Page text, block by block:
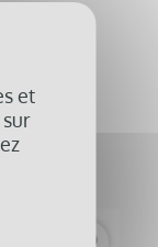
Aérosol
et